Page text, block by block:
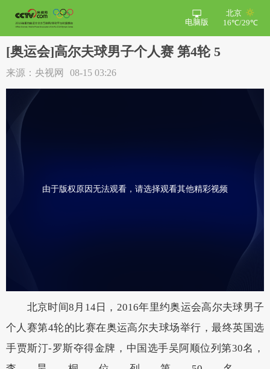
北京
16℃/29℃
电脑版
[奥运会]高尔夫球男子个人赛 第4轮 5
来源：央视网 08-15 03:26
由于版权原因无法观看，请选择观看其他精彩视频
北京时间8月14日，2016年里约奥运会高尔夫球男子
个人赛第4轮的比赛在奥运高尔夫球场举行，最终英国选
手贾斯汀-罗斯夺得金牌，中国选手吴阿顺位列第30名，